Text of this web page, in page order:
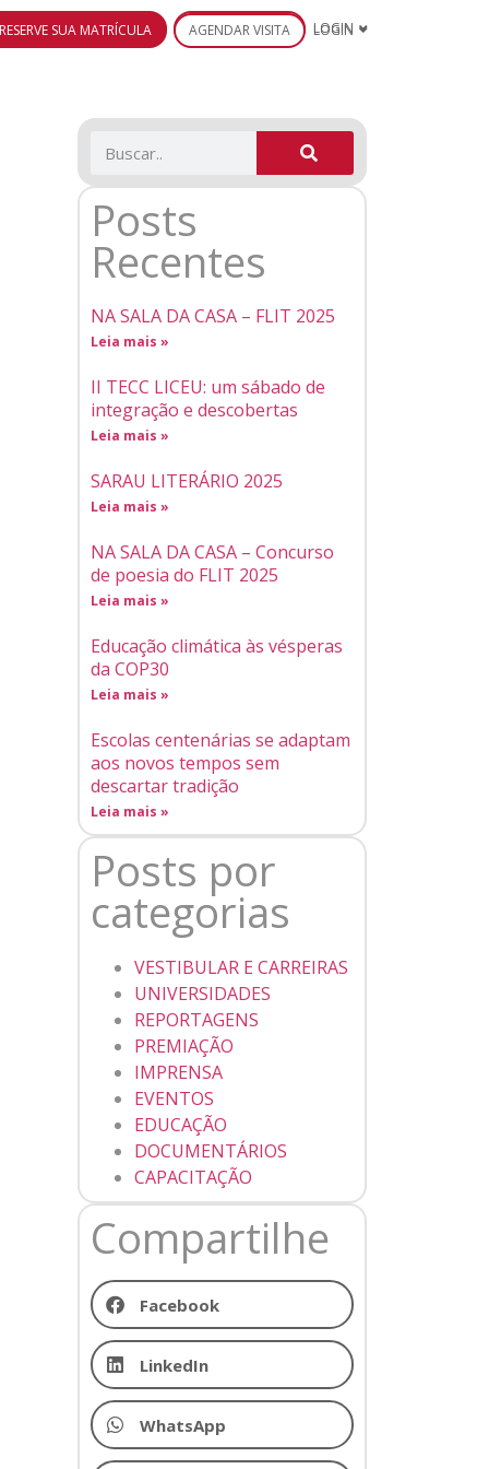
RESERVE SUA MATRÍCULA AGENDAR VISITA LOGIN
Posts
Recentes
NA SALA DA CASA – FLIT 2025
Leia mais »
II TECC LICEU: um sábado de
integração e descobertas
Leia mais »
SARAU LITERÁRIO 2025
Leia mais »
NA SALA DA CASA – Concurso
de poesia do FLIT 2025
Leia mais »
Educação climática às vésperas
da COP30
Leia mais »
Escolas centenárias se adaptam
aos novos tempos sem
descartar tradição
Leia mais »
Posts por
categorias
VESTIBULAR E CARREIRAS
UNIVERSIDADES
REPORTAGENS
PREMIAÇÃO
IMPRENSA
EVENTOS
EDUCAÇÃO
DOCUMENTÁRIOS
CAPACITAÇÃO
Compartilhe
Facebook
LinkedIn
WhatsApp